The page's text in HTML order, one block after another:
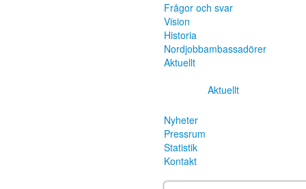
Frågor och svar
Vision
Historia
Nordjobbambassadörer
Aktuellt
Aktuellt
Nyheter
Pressrum
Statistik
Kontakt